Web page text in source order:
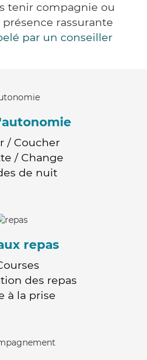
tenir compagnie ou
rassurante
par un conseiller
/ Coucher
/ Change
de nuit
repas
des repas
à la prise